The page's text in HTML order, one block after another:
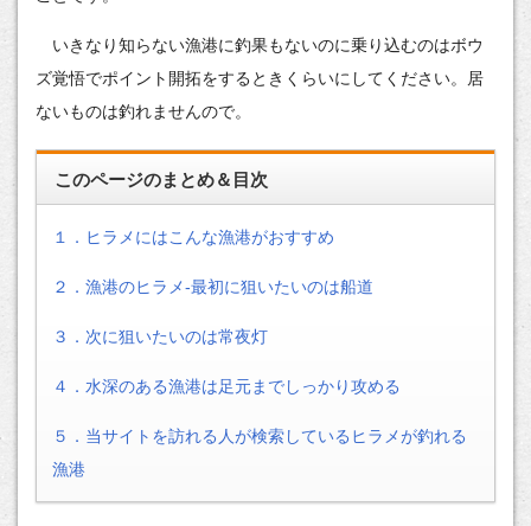
いきなり知らない漁港に釣果もないのに乗り込むのはボウ
ズ覚悟でポイント開拓をするときくらいにしてください。居
ないものは釣れませんので。
このページのまとめ＆目次
１．ヒラメにはこんな漁港がおすすめ
２．漁港のヒラメ-最初に狙いたいのは船道
３．次に狙いたいのは常夜灯
４．水深のある漁港は足元までしっかり攻める
５．当サイトを訪れる人が検索しているヒラメが釣れる
漁港